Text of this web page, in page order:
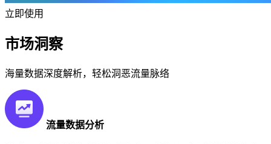
立即使用
市场洞察
海量数据深度解析，轻松洞恶流量脉络
流量数据分析